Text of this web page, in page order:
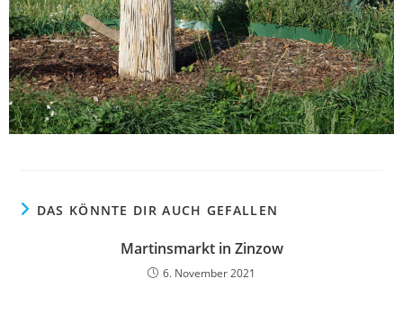
DAS KÖNNTE DIR AUCH GEFALLEN
Martinsmarkt in Zinzow
6. November 2021